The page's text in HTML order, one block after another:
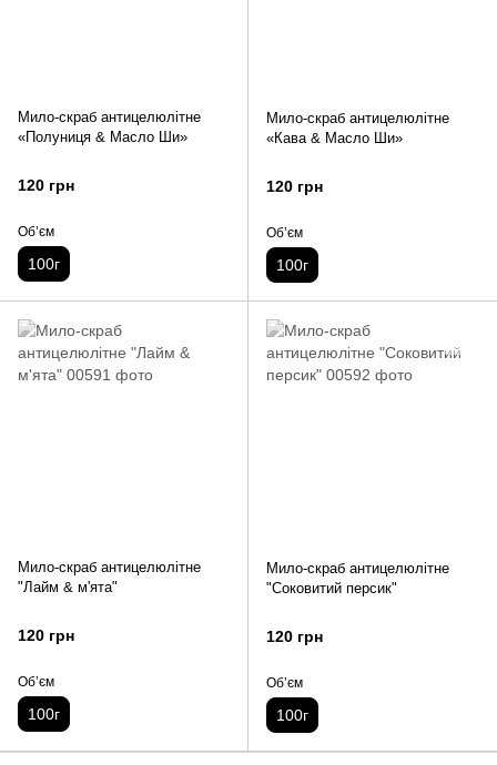
Мило-скраб антицелюлітне
«Полуниця & Масло Ши»
120 грн
Обʼєм
100г
Мило-скраб антицелюлітне
«Кава & Масло Ши»
120 грн
Обʼєм
100г
Мило-скраб антицелюлітне
"Лайм & м'ята"
120 грн
Обʼєм
100г
Мило-скраб антицелюлітне
"Соковитий персик"
120 грн
Обʼєм
100г